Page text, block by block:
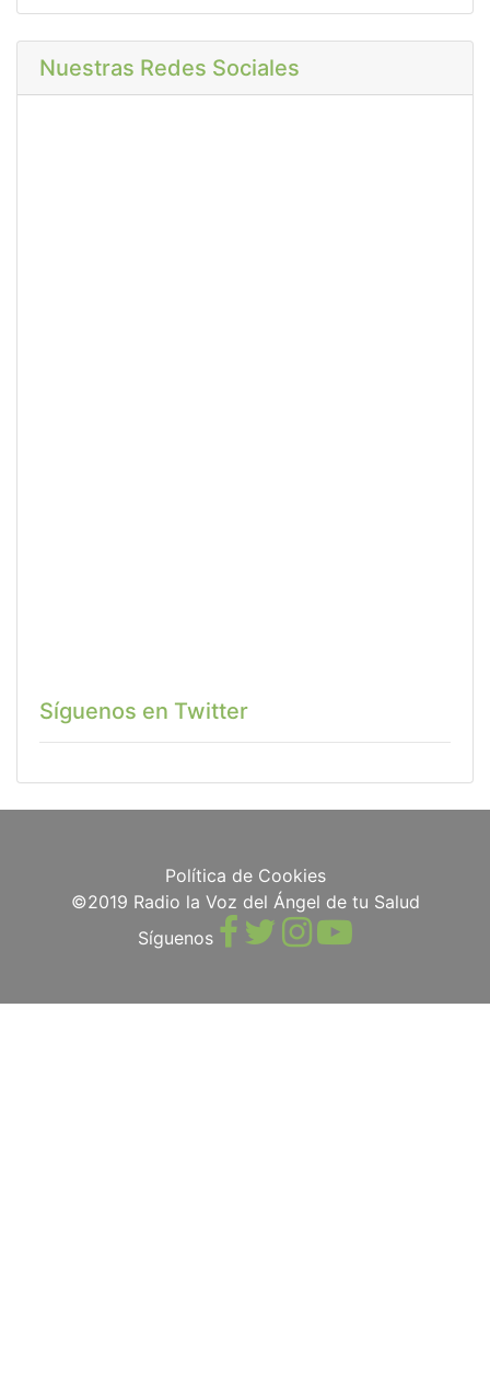
Nuestras Redes Sociales
Síguenos en Twitter
Política de Cookies
©2019 Radio la Voz del Ángel de tu Salud
Síguenos